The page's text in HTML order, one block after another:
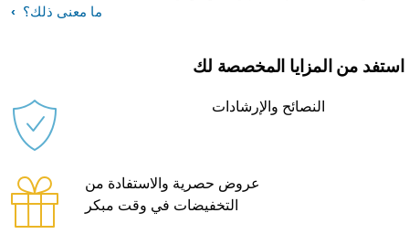
ما معنى ذلك؟
من المزايا المخصصة لك
النصائح والإرشادات
عروض حصرية والاستفادة من
التخفيضات في وقت مبكر